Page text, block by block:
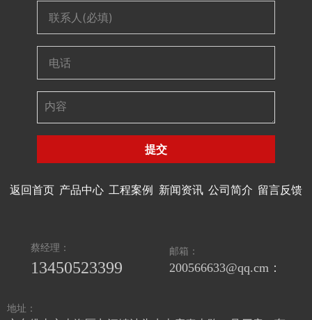
提交
返回首页 产品中心 工程案例 新闻资讯 公司简介 留言反馈
蔡经理：
13450523399
邮箱：
200566633@qq.cm：
地址：